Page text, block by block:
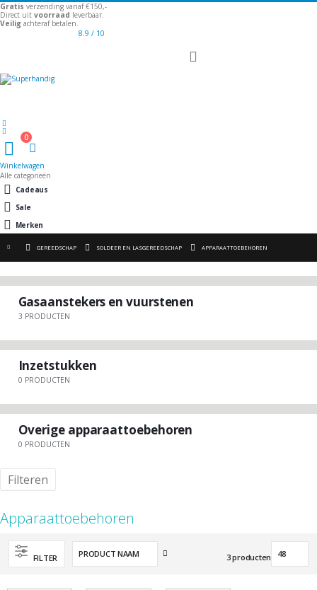
Gratis verzending vanaf €150,-
Direct uit voorraad leverbaar.
Veilig achteraf betalen.
8.9 / 10
Winkelwagen
0
Winkelwagen
Alle categorieën
Cadeaus
Sale
Merken
GEREEDSCHAP SOLDEER EN LASGEREEDSCHAP APPARAATTOEBEHOREN
Gasaanstekers en vuurstenen
3 PRODUCTEN
Inzetstukken
0 PRODUCTEN
Overige apparaattoebehoren
0 PRODUCTEN
Apparaattoebehoren
FILTER
Van
3producten
Filteren